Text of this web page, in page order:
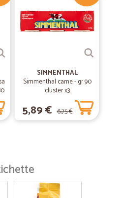
SIMMENTHAL
Simmenthal carne - gr.90
cluster x3
5,89 € 6,75 €